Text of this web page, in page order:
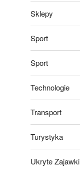
Sklepy
Sport
Sport
Technologie
Transport
Turystyka
Ukryte Zajawki